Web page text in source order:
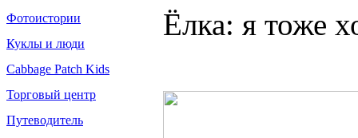
Фотоистории
Куклы и люди
Cabbage Patch Kids
Торговый центр
Путеводитель
Ёлка: я тоже